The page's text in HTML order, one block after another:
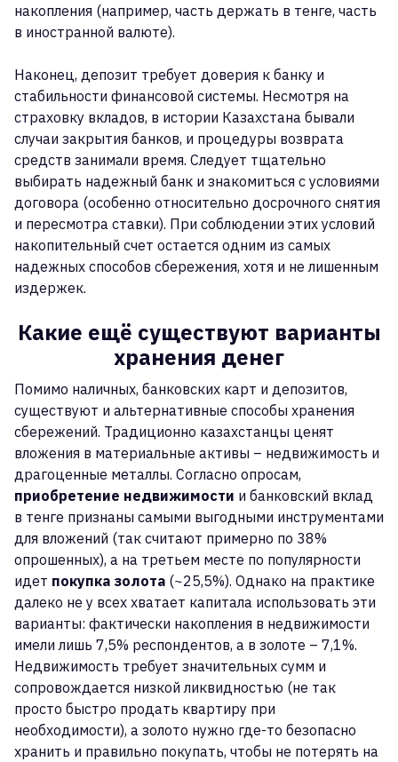
накопления (например, часть держать в тенге, часть
в иностранной валюте).
Наконец, депозит требует доверия к банку и
стабильности финансовой системы. Несмотря на
страховку вкладов, в истории Казахстана бывали
случаи закрытия банков, и процедуры возврата
средств занимали время. Следует тщательно
выбирать надежный банк и знакомиться с условиями
договора (особенно относительно досрочного снятия
и пересмотра ставки). При соблюдении этих условий
накопительный счет остается одним из самых
надежных способов сбережения, хотя и не лишенным
издержек.
Какие ещё существуют варианты
хранения денег
Помимо наличных, банковских карт и депозитов,
существуют и альтернативные способы хранения
сбережений. Традиционно казахстанцы ценят
вложения в материальные активы – недвижимость и
драгоценные металлы. Согласно опросам,
приобретение недвижимости и банковский вклад
в тенге признаны самыми выгодными инструментами
для вложений (так считают примерно по 38%
опрошенных), а на третьем месте по популярности
идет покупка золота (~25,5%). Однако на практике
далеко не у всех хватает капитала использовать эти
варианты: фактически накопления в недвижимости
имели лишь 7,5% респондентов, а в золоте – 7,1%.
Недвижимость требует значительных сумм и
сопровождается низкой ликвидностью (не так
просто быстро продать квартиру при
необходимости), а золото нужно где-то безопасно
хранить и правильно покупать, чтобы не потерять на